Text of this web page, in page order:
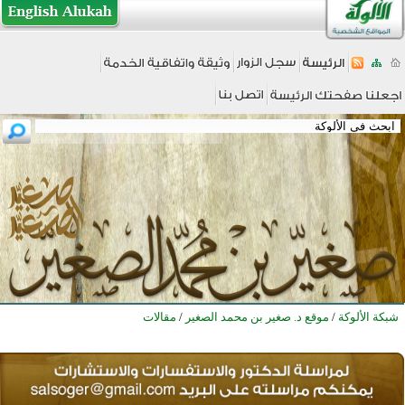
شبكة الألوكة / موقع د. صغير بن محمد الصغير / مقالات